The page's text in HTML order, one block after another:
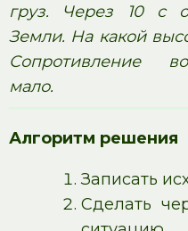
груз. Через 10 с
Земли. На какой
Сопротивление
мало.
Алгоритм решения
Записать
Сделать